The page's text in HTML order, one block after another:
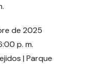
de 2025
p. m.
| Parque